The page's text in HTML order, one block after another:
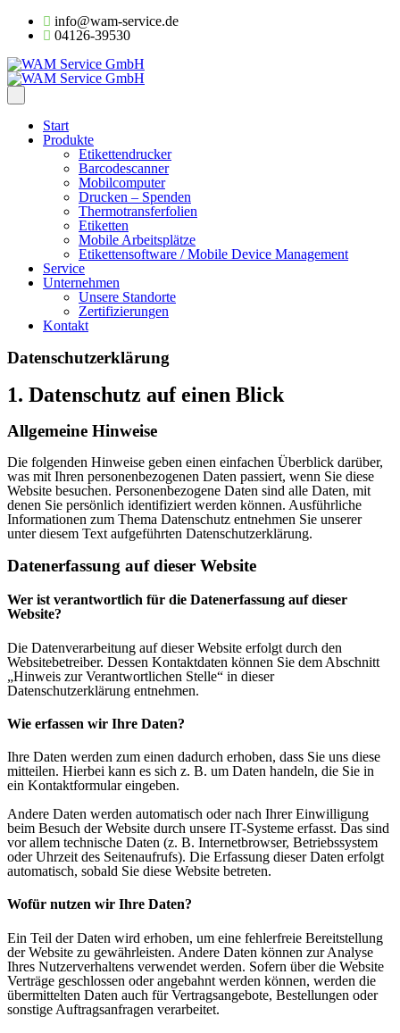
info@wam-service.de
04126-39530
Start
Produkte
Etikettendrucker
Barcodescanner
Mobilcomputer
Drucken – Spenden
Thermotransferfolien
Etiketten
Mobile Arbeitsplätze
Etikettensoftware / Mobile Device Management
Service
Unternehmen
Unsere Standorte
Zertifizierungen
Kontakt
Datenschutz­erklärung
1. Datenschutz auf einen Blick
Allgemeine Hinweise
Die folgenden Hinweise geben einen einfachen Überblick darüber,
was mit Ihren personenbezogenen Daten passiert, wenn Sie diese
Website besuchen. Personenbezogene Daten sind alle Daten, mit
denen Sie persönlich identifiziert werden können. Ausführliche
Informationen zum Thema Datenschutz entnehmen Sie unserer
unter diesem Text aufgeführten Datenschutzerklärung.
Datenerfassung auf dieser Website
Wer ist verantwortlich für die Datenerfassung auf dieser
Website?
Die Datenverarbeitung auf dieser Website erfolgt durch den
Websitebetreiber. Dessen Kontaktdaten können Sie dem Abschnitt
„Hinweis zur Verantwortlichen Stelle“ in dieser
Datenschutzerklärung entnehmen.
Wie erfassen wir Ihre Daten?
Ihre Daten werden zum einen dadurch erhoben, dass Sie uns diese
mitteilen. Hierbei kann es sich z. B. um Daten handeln, die Sie in
ein Kontaktformular eingeben.
Andere Daten werden automatisch oder nach Ihrer Einwilligung
beim Besuch der Website durch unsere IT-Systeme erfasst. Das sind
vor allem technische Daten (z. B. Internetbrowser, Betriebssystem
oder Uhrzeit des Seitenaufrufs). Die Erfassung dieser Daten erfolgt
automatisch, sobald Sie diese Website betreten.
Wofür nutzen wir Ihre Daten?
Ein Teil der Daten wird erhoben, um eine fehlerfreie Bereitstellung
der Website zu gewährleisten. Andere Daten können zur Analyse
Ihres Nutzerverhaltens verwendet werden. Sofern über die Website
Verträge geschlossen oder angebahnt werden können, werden die
übermittelten Daten auch für Vertragsangebote, Bestellungen oder
sonstige Auftragsanfragen verarbeitet.